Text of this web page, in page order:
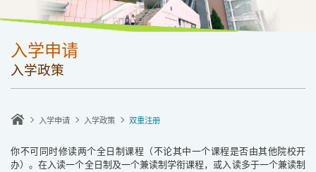
入学申请
入学政策
入学申请 入学政策 双重注册
你不可同时修读两个全日制课程（不论其中一个课程是否由其他院校开
办）。在入读一个全日制及一个兼读制学衔课程，或入读多于一个兼读制